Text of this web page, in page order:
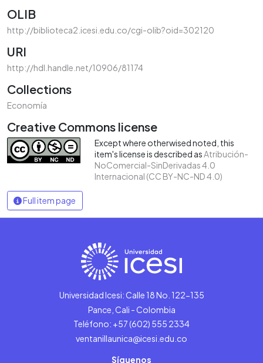
OLIB
http://biblioteca2.icesi.edu.co/cgi-olib?oid=302120
URI
http://hdl.handle.net/10906/81174
Collections
Economía
Creative Commons license
Except where otherwised noted, this
item's license is described asAtribución-
NoComercial-SinDerivadas 4.0
Internacional (CC BY-NC-ND 4.0)
Full item page
Universidad Icesi: Calle 18 No. 122-135
Pance, Cali - Colombia
Teléfono: +57 (602) 555 2334
ventanillaunica@icesi.edu.co
Síguenos